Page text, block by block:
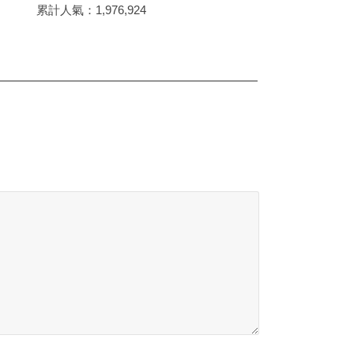
累計人氣： 1,976,924